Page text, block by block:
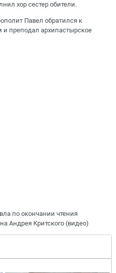
хор сестер обители.
Павел обратился к
преподал архипастырское
по окончании чтения
Андрея Критского (видео)